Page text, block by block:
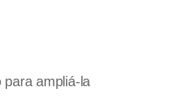
para ampliá-la